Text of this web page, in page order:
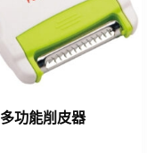
多功能削皮器